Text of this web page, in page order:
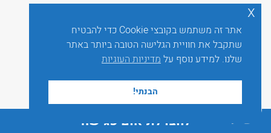
לחצו לתיאום פגישה
אתר זה משתמש בקובצי Cookie כדי להבטיח
שתקבל את חוויית הגלישה הטובה ביותר באתר
שלנו. למידע נוסף עלמדיניות העוגיות
הבנתי!
x